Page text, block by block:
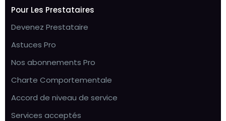
Pour Les Prestataires
Devenez Prestataire
Astuces Pro
Nos abonnements Pro
Charte Comportementale
Accord de niveau de service
Services acceptés